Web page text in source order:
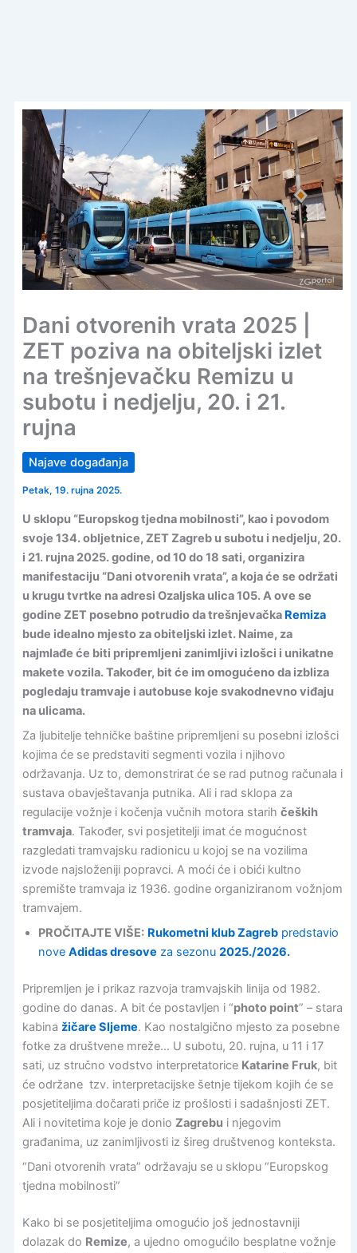
Dani otvorenih vrata 2025 |
ZET poziva na obiteljski izlet
na trešnjevačku Remizu u
subotu i nedjelju, 20. i 21.
rujna
Najave događanja
Petak, 19. rujna 2025.
U sklopu “Europskog tjedna mobilnosti”, kao i povodom
svoje 134. obljetnice, ZET Zagreb u subotu i nedjelju, 20.
i 21. rujna 2025. godine, od 10 do 18 sati, organizira
manifestaciju “Dani otvorenih vrata”, a koja će se održati
u krugu tvrtke na adresi Ozaljska ulica 105. A ove se
godine ZET posebno potrudio da trešnjevačka Remiza
bude idealno mjesto za obiteljski izlet. Naime, za
najmlađe će biti pripremljeni zanimljivi izlošci i unikatne
makete vozila. Također, bit će im omogućeno da izbliza
pogledaju tramvaje i autobuse koje svakodnevno viđaju
na ulicama.
Za ljubitelje tehničke baštine pripremljeni su posebni izlošci
kojima će se predstaviti segmenti vozila i njihovo
održavanja. Uz to, demonstrirat će se rad putnog računala i
sustava obavještavanja putnika. Ali i rad sklopa za
regulacije vožnje i kočenja vučnih motora starih čeških
tramvaja. Također, svi posjetitelji imat će mogućnost
razgledati tramvajsku radionicu u kojoj se na vozilima
izvode najsloženiji popravci. A moći će i obići kultno
spremište tramvaja iz 1936. godine organiziranom vožnjom
tramvajem.
PROČITAJTE VIŠE: Rukometni klub Zagrebpredstavio
nove Adidas dresove za sezonu 2025./2026.
Pripremljen je i prikaz razvoja tramvajskih linija od 1982.
godine do danas. A bit će postavljen i “photo point” – stara
kabina žičare Sljeme. Kao nostalgično mjesto za posebne
fotke za društvene mreže… U subotu, 20. rujna, u 11 i 17
sati, uz stručno vodstvo interpretatorice Katarine Fruk, bit
će održane tzv. interpretacijske šetnje tijekom kojih će se
posjetiteljima dočarati priče iz prošlosti i sadašnjosti ZET.
Ali i novitetima koje je donio Zagrebu i njegovim
građanima, uz zanimljivosti iz šireg društvenog konteksta.
“Dani otvorenih vrata” održavaju se u sklopu “Europskog
tjedna mobilnosti”
Kako bi se posjetiteljima omogućio još jednostavniji
dolazak do Remize, a ujedno omogućilo besplatne vožnje